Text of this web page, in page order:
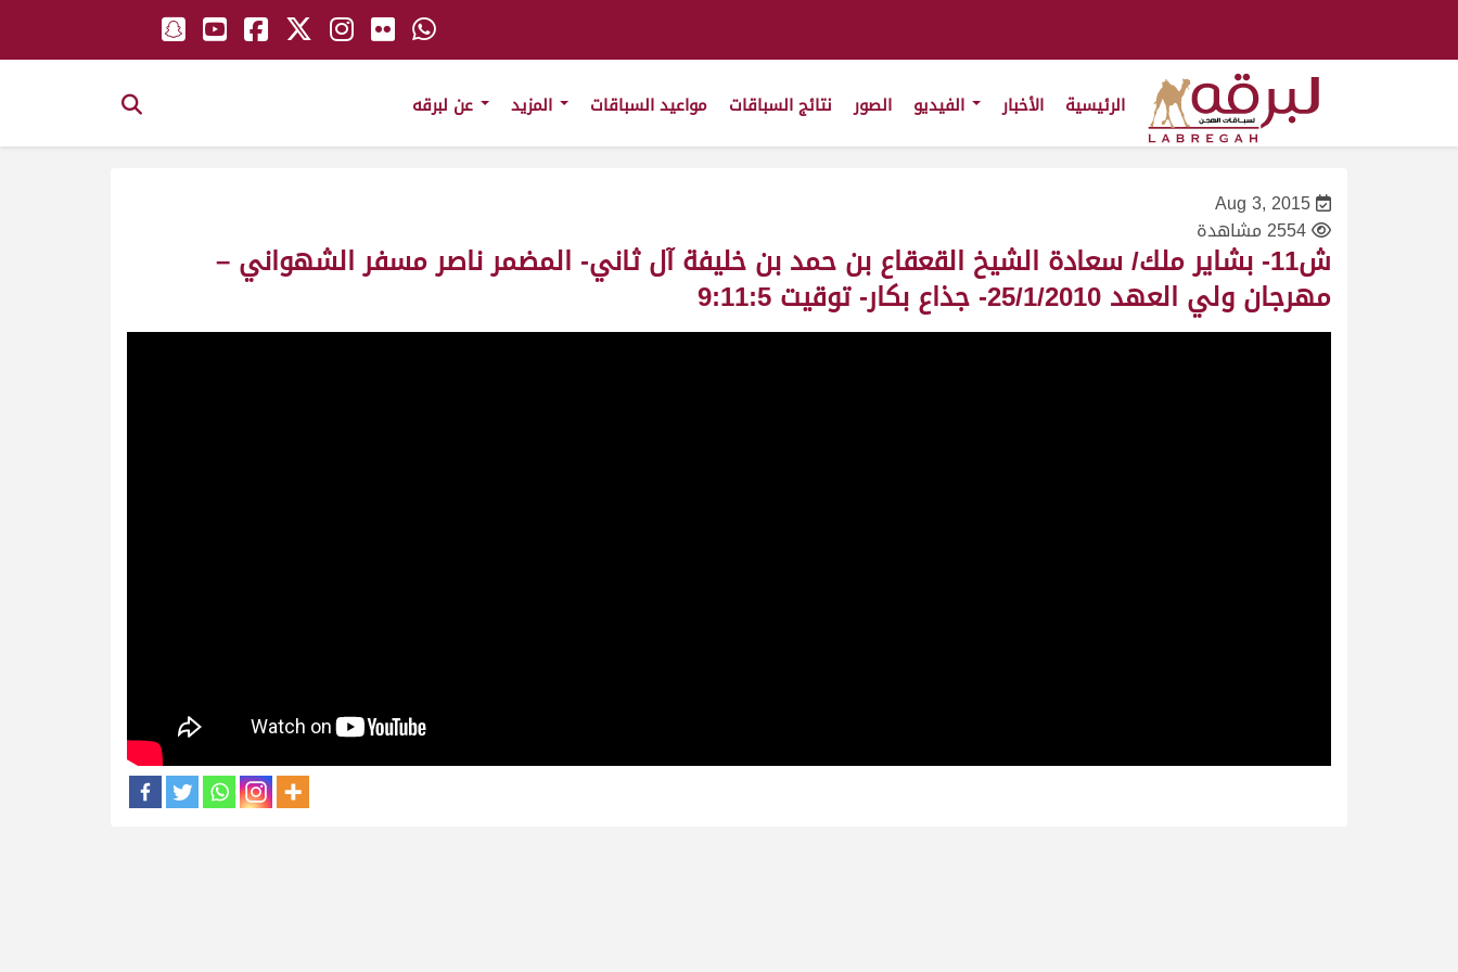
الرئيسية الأخبار الصور نتائج السباقات مواعيد السباقات
Aug 3, 2015
2554 مشاهدة
ش11- بشاير ملك/ سعادة الشيخ القعقاع بن حمد بن خليفة آل ثاني- المضمر ناصر مسفر الشهواني –
مهرجان ولي العهد 25/1/2010- جذاع بكار- توقيت 9:11:5